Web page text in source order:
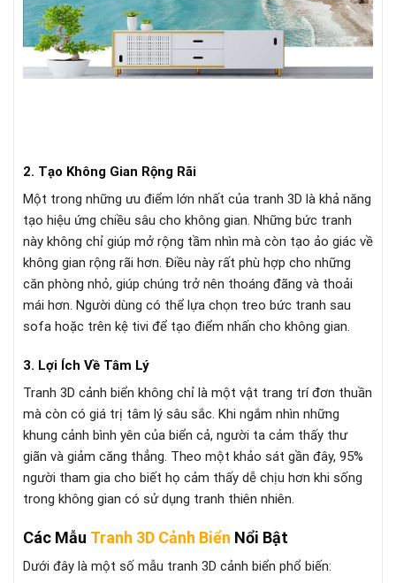
2. Tạo Không Gian Rộng Rãi
Một trong những ưu điểm lớn nhất của tranh 3D là khả năng
tạo hiệu ứng chiều sâu cho không gian. Những bức tranh
này không chỉ giúp mở rộng tầm nhìn mà còn tạo ảo giác về
không gian rộng rãi hơn. Điều này rất phù hợp cho những
căn phòng nhỏ, giúp chúng trở nên thoáng đãng và thoải
mái hơn. Người dùng có thể lựa chọn treo bức tranh sau
sofa hoặc trên kệ tivi để tạo điểm nhấn cho không gian.
3. Lợi Ích Về Tâm Lý
Tranh 3D cảnh biển không chỉ là một vật trang trí đơn thuần
mà còn có giá trị tâm lý sâu sắc. Khi ngắm nhìn những
khung cảnh bình yên của biển cả, người ta cảm thấy thư
giãn và giảm căng thẳng. Theo một khảo sát gần đây, 95%
người tham gia cho biết họ cảm thấy dễ chịu hơn khi sống
trong không gian có sử dụng tranh thiên nhiên.
Các Mẫu Tranh 3D Cảnh Biển Nổi Bật
Dưới đây là một số mẫu tranh 3D cảnh biển phổ biến: